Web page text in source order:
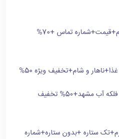
رزرو مسافرخانه مشهد نزدیک حرم+قیمت+شماره تماس +70%
و شام+تخفیف ویژه 50%
مشهد+50% تخفیف
ستاره +بدون ستاره+شماره